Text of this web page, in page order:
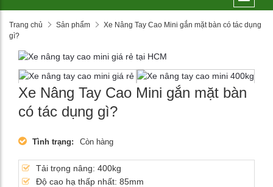
Trang chủ Sản phẩm
Xe Nâng Tay Cao Mini gắn mặt bàn có tác dụng
gì?
Xe Nâng Tay Cao Mini gắn mặt bàn
có tác dụng gì?
Tình trạng: Còn hàng
Tải trọng nâng: 400kg
Độ cao hạ thấp nhất: 85mm